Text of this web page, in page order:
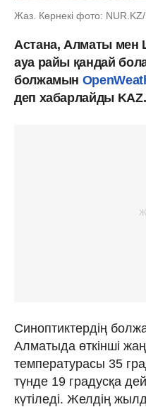
Жаз. Көрнекі фото:
Астана, Алматы мен
ауа райы қандай
болжамын
деп хабарлайды
Синоптиктердің
Алматыда өткінші
температурасы 35
түнде 19 градусқа
күтіледі. Желдің